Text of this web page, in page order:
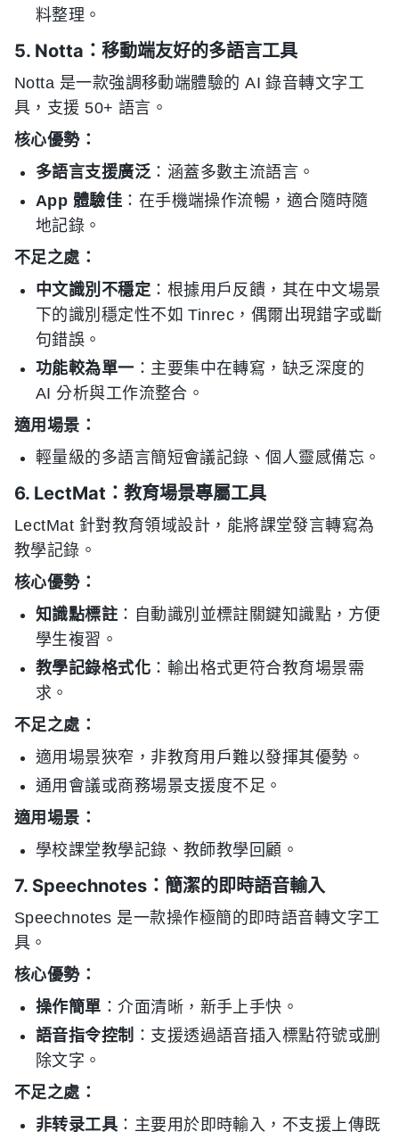
料整理。
5. Notta：移動端友好的多語言工具
Notta 是一款強調移動端體驗的 AI 錄音轉文字工
具，支援 50+ 語言。
核心優勢：
多語言支援廣泛：涵蓋多數主流語言。
App 體驗佳 ：在手機端操作流暢，適合隨時隨
地記錄。
不足之處：
中文識別不穩定：根據用戶反饋，其在中文場景
下的識別穩定性不如 Tinrec，偶爾出現錯字或斷
句錯誤。
功能較為單一 ：主要集中在轉寫，缺乏深度的
AI 分析與工作流整合。
適用場景：
輕量級的多語言簡短會議記錄、個人靈感備忘。
6. LectMat：教育場景專屬工具
LectMat 針對教育領域設計，能將課堂發言轉寫為
教學記錄。
核心優勢：
知識點標註 ：自動識別並標註關鍵知識點，方便
學生複習。
教學記錄格式化 ：輸出格式更符合教育場景需
求。
不足之處：
適用場景狹窄，非教育用戶難以發揮其優勢。
通用會議或商務場景支援度不足。
適用場景：
學校課堂教學記錄、教師教學回顧。
7. Speechnotes：簡潔的即時語音輸入
Speechnotes 是一款操作極簡的即時語音轉文字工
具。
核心優勢：
操作簡單 ：介面清晰，新手上手快。
語音指令控制 ：支援透過語音插入標點符號或删
除文字。
不足之處：
非转录工具 ：主要用於即時輸入，不支援上傳既